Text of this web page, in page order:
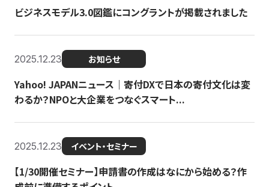
ビジネスモデル3.0図鑑にコングラントが掲載されました
2025.12.23 お知らせ
Yahoo! JAPANニュース｜寄付DXで日本の寄付文化は変
わるか？NPOと大企業をつなぐスマート...
2025.12.23 イベント・セミナー
【1/30開催セミナー】申請書の作成はなにから始める？作